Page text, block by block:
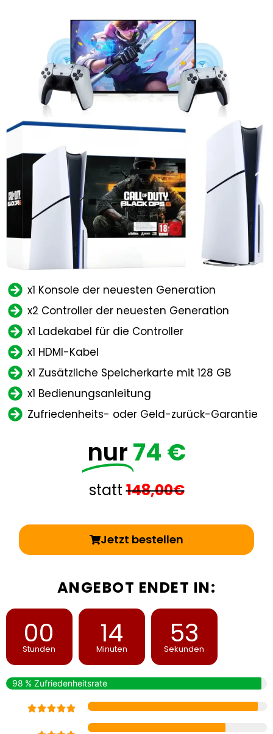
x1 Konsole der neuesten Generation
x2 Controller der neuesten Generation
x1 Ladekabel für die Controller
x1 HDMI-Kabel
x1 Zusätzliche Speicherkarte mit 128 GB
x1 Bedienungsanleitung
Zufriedenheits- oder Geld-zurück-Garantie
nur74 €
statt148,00€
Jetzt bestellen
ANGEBOT ENDET IN:
00
Stunden 14
Minuten 52
Sekunden
98 % Zufriedenheitsrate